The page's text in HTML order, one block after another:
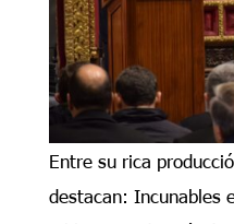
Entre su rica
destacan: Incunables